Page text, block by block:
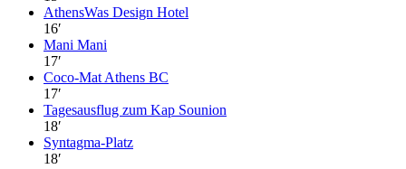
AthensWas Design Hotel
16′
Mani Mani
17′
Coco-Mat Athens BC
17′
Tagesausflug zum Kap Sounion
18′
Syntagma-Platz
18′